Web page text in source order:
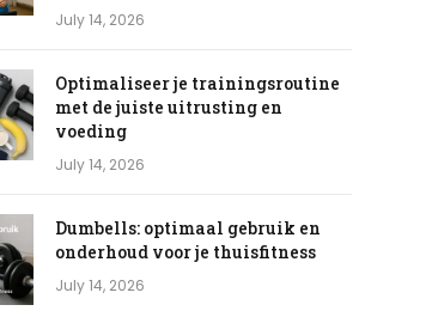
July 14, 2026
Optimaliseer je trainingsroutine
met de juiste uitrusting en
voeding
July 14, 2026
Dumbells: optimaal gebruik en
onderhoud voor je thuisfitness
July 14, 2026